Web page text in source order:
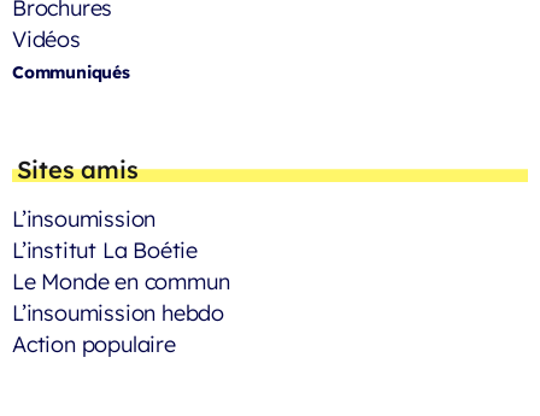
Brochures
Vidéos
Communiqués
Sites amis
L’insoumission
L’institut La Boétie
Le Monde en commun
L’insoumission hebdo
Action populaire